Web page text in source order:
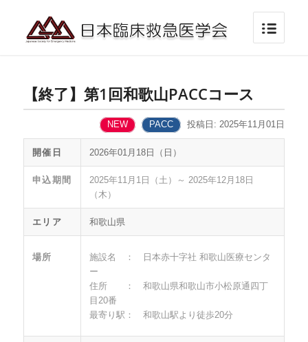
【終了】第1回和歌山PACCコース
NEW PACC 投稿日: 2025年11月01日
開催日 2026年01月18日（日）
申込期間
2025年11月1日（土）～ 2025年12月18日
（木）
エリア 和歌山県
場所
施設名 ： 日本赤十字社 和歌山医療センタ
ー
住所 ： 和歌山県和歌山市小松原通四丁
目20番
最寄り駅： 和歌山駅より徒歩20分